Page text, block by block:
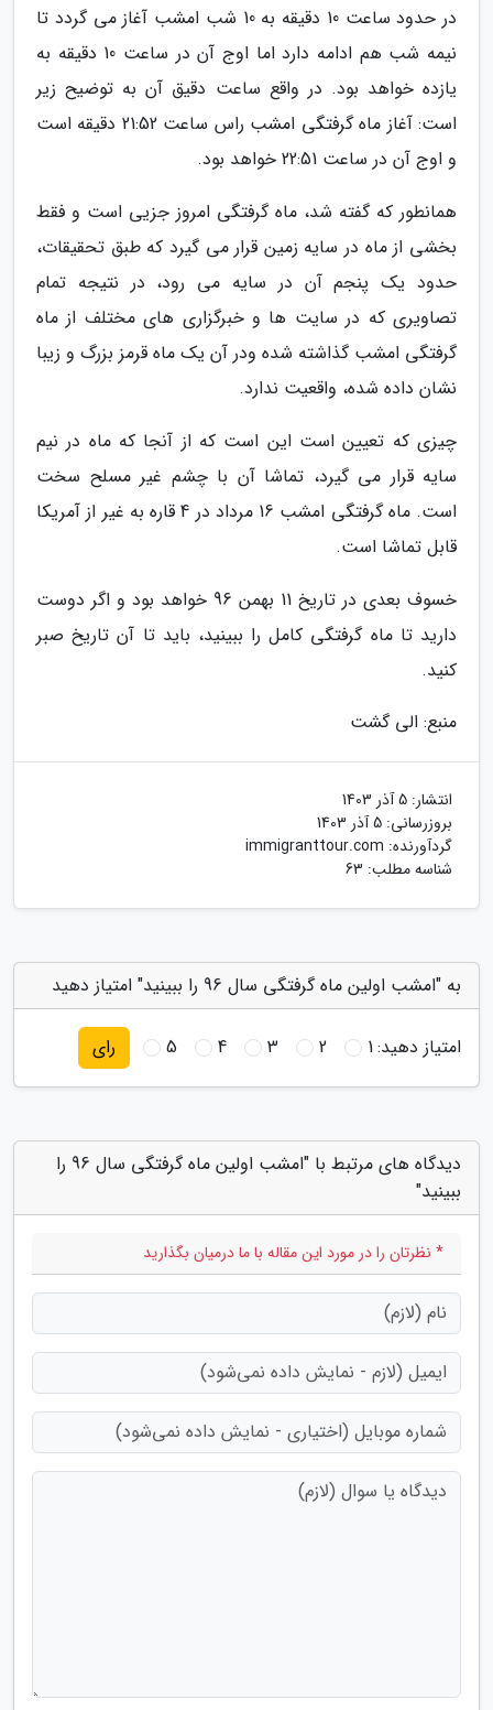
در حدود ساعت 10 دقیقه به 10 شب امشب آغاز می گردد تا
نیمه شب هم ادامه دارد اما اوج آن در ساعت 10 دقیقه به
یازده خواهد بود. در واقع ساعت دقیق آن به توضیح زیر
است: آغاز ماه گرفتگی امشب راس ساعت 21:52 دقیقه است
و اوج آن در ساعت 22:51 خواهد بود.
همانطور که گفته شد، ماه گرفتگی امروز جزیی است و فقط
بخشی از ماه در سایه زمین قرار می گیرد که طبق تحقیقات،
حدود یک پنجم آن در سایه می رود، در نتیجه تمام
تصاویری که در سایت ها و خبرگزاری های مختلف از ماه
گرفتگی امشب گذاشته شده ودر آن یک ماه قرمز بزرگ و زیبا
نشان داده شده، واقعیت ندارد.
چیزی که تعیین است این است که از آنجا که ماه در نیم
سایه قرار می گیرد، تماشا آن با چشم غیر مسلح سخت
است. ماه گرفتگی امشب 16 مرداد در 4 قاره به غیر از آمریکا
قابل تماشا است.
خسوف بعدی در تاریخ 11 بهمن 96 خواهد بود و اگر دوست
دارید تا ماه گرفتگی کامل را ببینید، باید تا آن تاریخ صبر
کنید.
منبع: الی گشت
انتشار: 5 آذر 1403
بروزرسانی: 5 آذر 1403
گردآورنده: immigranttour.com
شناسه مطلب: 63
به "امشب اولین ماه گرفتگی سال 96 را ببینید" امتیاز دهید
امتیاز دهید:1
2
3
4
5 رای
دیدگاه های مرتبط با "امشب اولین ماه گرفتگی سال 96 را
ببینید"
* نظرتان را در مورد این مقاله با ما درمیان بگذارید